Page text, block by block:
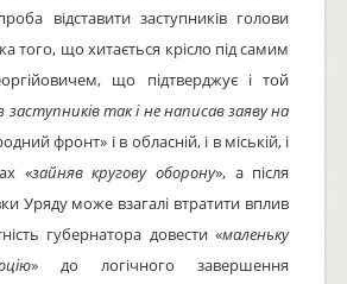
відставити заступників голови
того, що хитається крісло під самим
що підтверджує і той
заступників так і не написав заяву на
фронт» і в обласній, і в міській, і
«зайняв кругову оборону», а після
Уряду може взагалі втратити вплив
губернатора довести «маленьку
» до логічного завершення